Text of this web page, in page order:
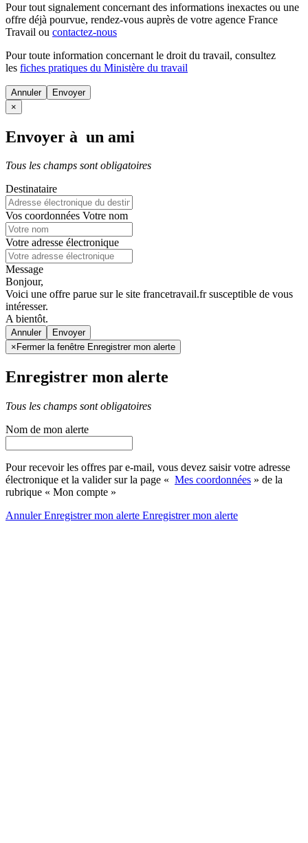
Pour tout signalement concernant des informations inexactes ou une
offre déjà pourvue, rendez-vous auprès de votre agence France
Travail ou contactez-nous
Pour toute information concernant le droit du travail, consultez
les fiches pratiques du Ministère du travail
Annuler
×
Envoyer à un ami
Tous les champs sont obligatoires
Destinataire
Vos coordonnées Votre nom
Votre adresse électronique
Message
Bonjour,
Voici une offre parue sur le site francetravail.fr susceptible de vous
intéresser.
A bientôt.
Annuler
× Fermer la fenêtre Enregistrer mon alerte
Enregistrer mon alerte
Tous les champs sont obligatoires
Nom de mon alerte
Pour recevoir les offres par e-mail, vous devez saisir votre adresse
électronique et la valider sur la page « Mes coordonnées » de la
rubrique « Mon compte »
AnnulerEnregistrer mon alerte Enregistrermon alerte